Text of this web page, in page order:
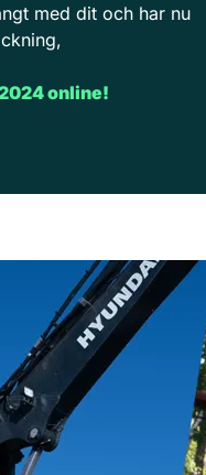
med dit och har nu
online!